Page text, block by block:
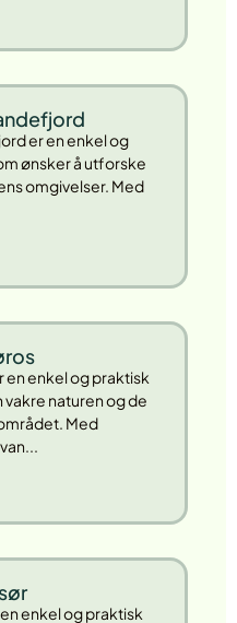
er en enkel og
ønsker å utforske
omgivelser. Med
en enkel og praktisk
naturen og de
Med
enkel og praktisk